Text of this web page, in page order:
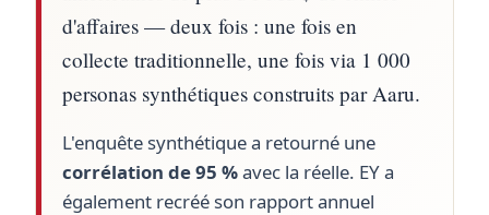
d'affaires — deux fois : une fois en
collecte traditionnelle, une fois via 1 000
personas synthétiques construits par Aaru.
L'enquête synthétique a retourné une
corrélation de 95 %avec la réelle. EY a
également recréé son rapport annuel